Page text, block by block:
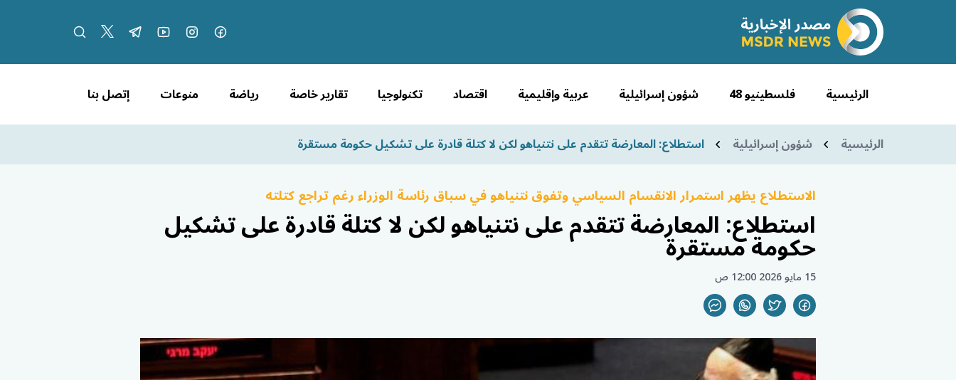
الرئيسية فلسطينيو 48 شؤون إسرائيلية عربية وإقليمية اقتصاد تكنولوجيا تقارير خاصة رياضة منوعات إتصل بنا
الرئيسية شؤون إسرائيلية استطلاع: المعارضة تتقدم على نتنياهو لكن لا كتلة قادرة على تشكيل حكومة مستقرة
الاستطلاع يظهر استمرار الانقسام السياسي وتفوق نتنياهو في سباق رئاسة الوزراء رغم تراجع كتلته
استطلاع: المعارضة تتقدم على نتنياهو لكن لا كتلة قادرة على تشكيل
حكومة مستقرة
15 مايو 2026 12:00 ص